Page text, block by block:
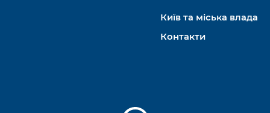
Київ та міська влада
Контакти